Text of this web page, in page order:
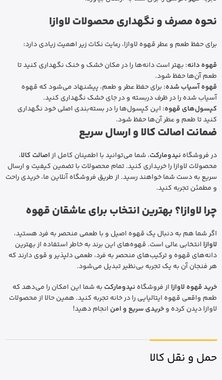
نحوه مصرف و نگهداری محصولات لاوازا
برای حفظ طعم و عطر قهوه لاوازا، رعایت نکات زیر اهمیت زیادی دارد:
قهوه دانه: بهتر است دانه‌ها را در مکان خشک و خنک نگهداری کنید تا
طعم آن‌ها حفظ شود.
قهوه آسیاب شده: برای حفظ عطر و طعم، پیشنهاد می‌شود که قهوه
آسیاب شده را در ظرف دربسته و در جای خشک نگهداری کنید.
کپسول‌های قهوه: این کپسول‌ها را در بسته‌بندی اصلی خود نگهداری
کنید تا طعم و عطر آن‌ها حفظ شود.
ضمانت اصالت کالا و ارسال سریع
در فروشگاه نیدومارکت، شما می‌توانید با اطمینان کامل ازاصالت کالا،
محصولات لاوازا را خریداری کنید. تمام محصولات با تضمین کیفیت و ارسال
سریع به دست شما خواهند رسید. از طریق فروشگاه آنلاین ما، خریدی راحت
و مطمئن تجربه کنید.
چرا لاوازا؟ بهترین انتخاب برای عاشقان قهوه
اگر شما هم به دنبال یک قهوه اصیل و با طعمی منحصر به فرد هستید،
لاوازا انتخابی عالی است. قهوه‌های این برند به خاطر استفاده از بهترین
دانه‌های قهوه و ترکیب‌های منحصر به فرد، طعمی دلپذیر و قوی دارند که
هر فنجان آن به یک تجربه بی‌نظیر تبدیل می‌شود.
خرید قهوه لاوازا از فروشگاه نیدومارکت به شما این امکان را می‌دهد که
طعم واقعی قهوه ایتالیایی را در خانه تجربه کنید. همین حالا از محصولات
لاوازا دیدن کرده وخریدی سریع و امن انجام دهید!
حمل و نقل کالا